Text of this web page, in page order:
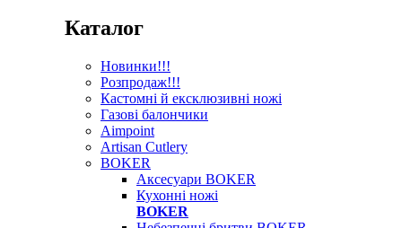
Каталог
Новинки!!!
Розпродаж!!!
Кастомні й ексклюзивні ножі
Газові балончики
Aimpoint
Artisan Cutlery
BOKER
Аксесуари BOKER
Кухонні ножі
BOKER